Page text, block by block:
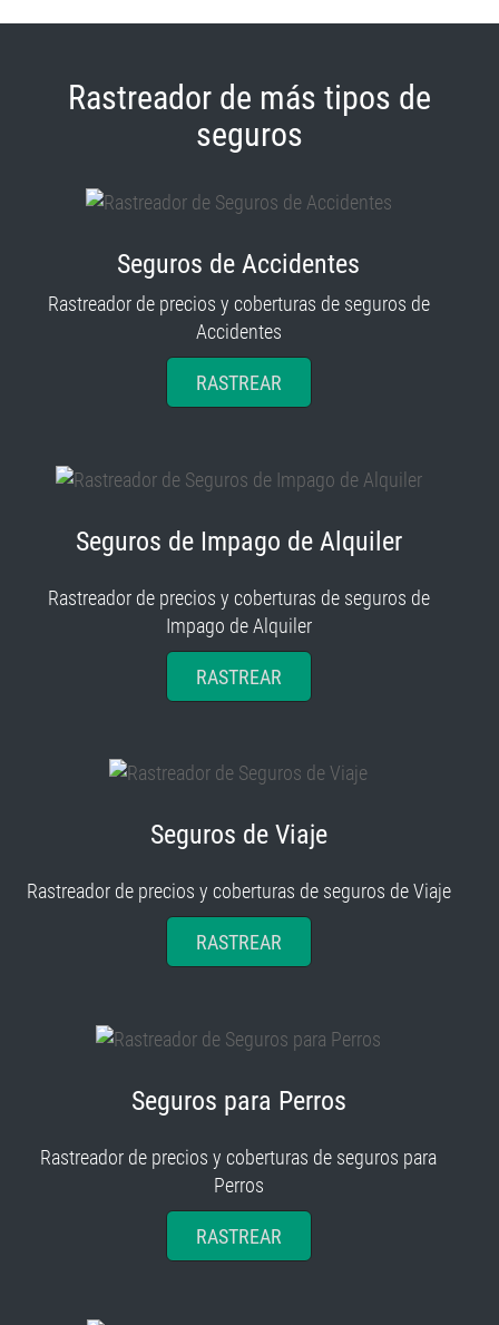
Rastreador de más tipos de
seguros
Seguros de Accidentes
Rastreador de precios y coberturas de seguros de
Accidentes
RASTREAR
Seguros de Impago de Alquiler
Rastreador de precios y coberturas de seguros de
Impago de Alquiler
RASTREAR
Seguros de Viaje
Rastreador de precios y coberturas de seguros de Viaje
RASTREAR
Seguros para Perros
Rastreador de precios y coberturas de seguros para
Perros
RASTREAR